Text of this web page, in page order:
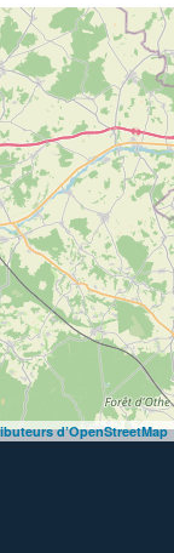
d’OpenStreetMap